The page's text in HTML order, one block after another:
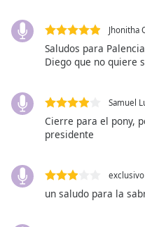
Color
Font
Text
Edge
Jhonitha
Saludos para
Diego que no quiere
Samuel
Cierre para el pony,
presidente
un saludo para la